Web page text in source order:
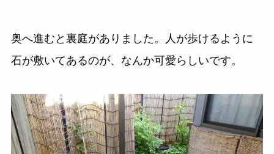
奥へ進むと裏庭がありました。人が歩けるように
石が敷いてあるのが、なんか可愛らしいです。